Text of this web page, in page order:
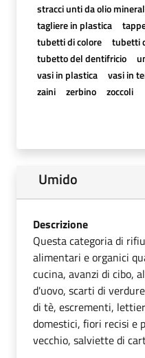
stracci unti da olio
tagliere in plastica
tubetti di colore
tubetti
tubetto del dentifricio
vasi in plastica
vasi in
zaini
zerbino zoccoli
Umido
Descrizione
Questa categoria di
alimentari e organici
cucina, avanzi di cibo,
d'uovo, scarti di
di tè, escrementi,
domestici, fiori recisi e
vecchio, salviette di